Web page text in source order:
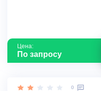
Цена:
По запросу
0